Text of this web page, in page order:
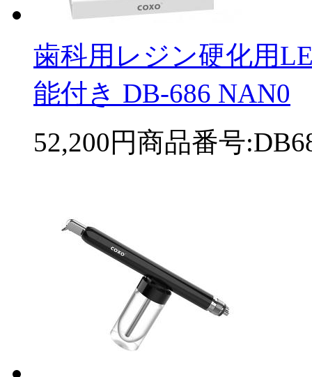
歯科用レジン硬化用
能付き DB-686 NAN0
52,200円商品番号